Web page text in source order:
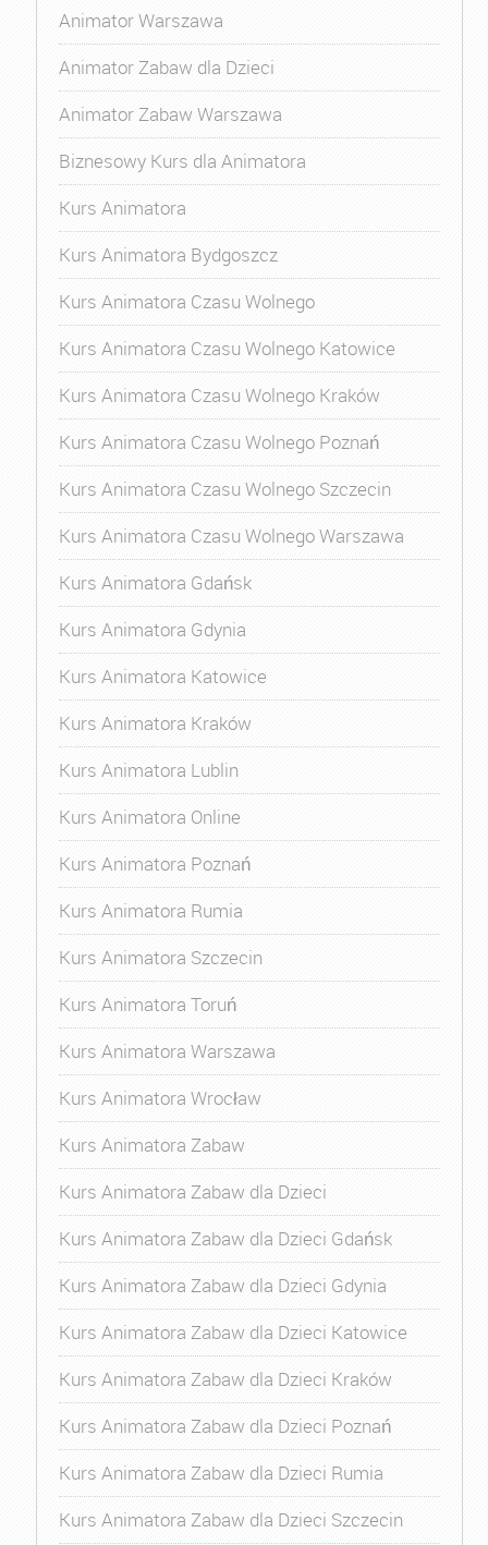
Animator Warszawa
Animator Zabaw dla Dzieci
Animator Zabaw Warszawa
Biznesowy Kurs dla Animatora
Kurs Animatora
Kurs Animatora Bydgoszcz
Kurs Animatora Czasu Wolnego
Kurs Animatora Czasu Wolnego Katowice
Kurs Animatora Czasu Wolnego Kraków
Kurs Animatora Czasu Wolnego Poznań
Kurs Animatora Czasu Wolnego Szczecin
Kurs Animatora Czasu Wolnego Warszawa
Kurs Animatora Gdańsk
Kurs Animatora Gdynia
Kurs Animatora Katowice
Kurs Animatora Kraków
Kurs Animatora Lublin
Kurs Animatora Online
Kurs Animatora Poznań
Kurs Animatora Rumia
Kurs Animatora Szczecin
Kurs Animatora Toruń
Kurs Animatora Warszawa
Kurs Animatora Wrocław
Kurs Animatora Zabaw
Kurs Animatora Zabaw dla Dzieci
Kurs Animatora Zabaw dla Dzieci Gdańsk
Kurs Animatora Zabaw dla Dzieci Gdynia
Kurs Animatora Zabaw dla Dzieci Katowice
Kurs Animatora Zabaw dla Dzieci Kraków
Kurs Animatora Zabaw dla Dzieci Poznań
Kurs Animatora Zabaw dla Dzieci Rumia
Kurs Animatora Zabaw dla Dzieci Szczecin